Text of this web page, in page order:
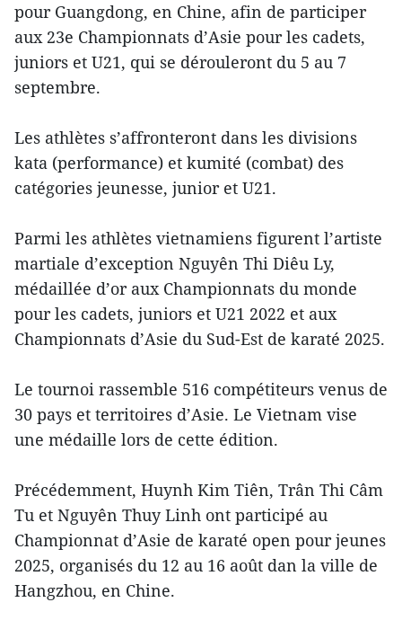
pour Guangdong, en Chine, afin de participer
aux 23e Championnats d’Asie pour les cadets,
juniors et U21, qui se dérouleront du 5 au 7
septembre.
Les athlètes s’affronteront dans les divisions
kata (performance) et kumité (combat) des
catégories jeunesse, junior et U21.
Parmi les athlètes vietnamiens figurent l’artiste
martiale d’exception Nguyên Thi Diêu Ly,
médaillée d’or aux Championnats du monde
pour les cadets, juniors et U21 2022 et aux
Championnats d’Asie du Sud-Est de karaté 2025.
Le tournoi rassemble 516 compétiteurs venus de
30 pays et territoires d’Asie. Le Vietnam vise
une médaille lors de cette édition.
Précédemment, Huynh Kim Tiên, Trân Thi Câm
Tu et Nguyên Thuy Linh ont participé au
Championnat d’Asie de karaté open pour jeunes
2025, organisés du 12 au 16 août dan la ville de
Hangzhou, en Chine.